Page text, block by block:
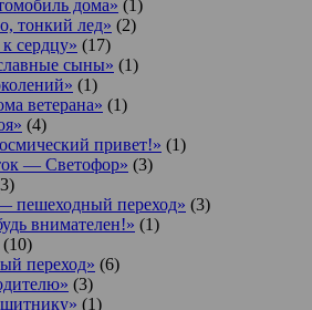
дома» (1)
тонкий лед» (2)
сердцу» (17)
сыны» (1)
(1)
ветерана» (1)
(4)
привет!» (1)
— Светофор» (3)
пешеходный переход» (3)
внимателен!» (1)
(10)
переход» (6)
(3)
(1)